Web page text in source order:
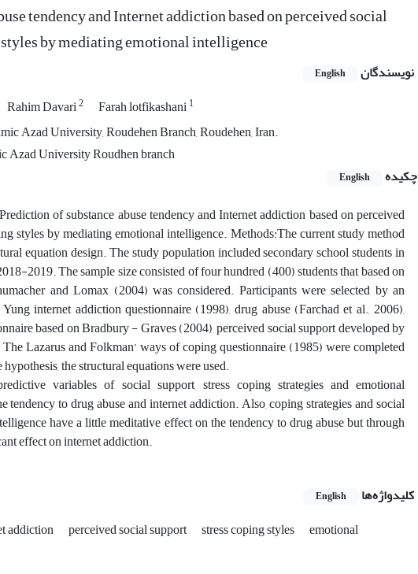
tendency and Internet addiction based on perceived social
by mediating emotional intelligence
نویسندگان English
Rahim Davari2 Farah lotfikashani1
Azad University, Roudehen Branch, Roudehen, Iran.
Azad University Roudhen branch
چکیده
English
of substance abuse tendency and Internet addiction based on perceived
styles by mediating emotional intelligence. Methods:The current study method
equation design. The study population included secondary school students in
2019. The sample size consisted of four hundred (400) students that based on
and Lomax (2004) was considered. Participants were selected by an
internet addiction questionnaire (1998), drug abuse (Farchad et al., 2006),
based on Bradbury - Graves (2004), perceived social support developed by
Lazarus and Folkman’ ways of coping questionnaire (1985) were completed
the structural equations were used.
variables of social support, stress coping strategies and emotional
tendency to drug abuse and internet addiction. Also, coping strategies and social
have a little meditative effect on the tendency to drug abuse but through
effect on internet addiction.
کلیدواژه‌ها English
addiction perceived social support stress coping styles
emotional